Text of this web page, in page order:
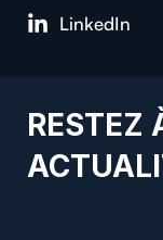
LinkedIn
RESTEZ